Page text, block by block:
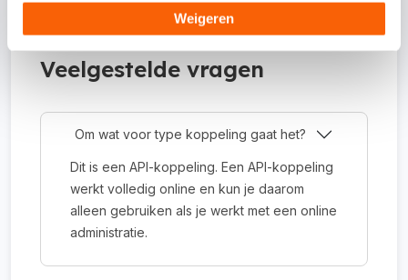
Weigeren
Veelgestelde vragen
Om wat voor type koppeling gaat het?
Dit is een API-koppeling. Een API-koppeling
werkt volledig online en kun je daarom
alleen gebruiken als je werkt met een online
administratie.